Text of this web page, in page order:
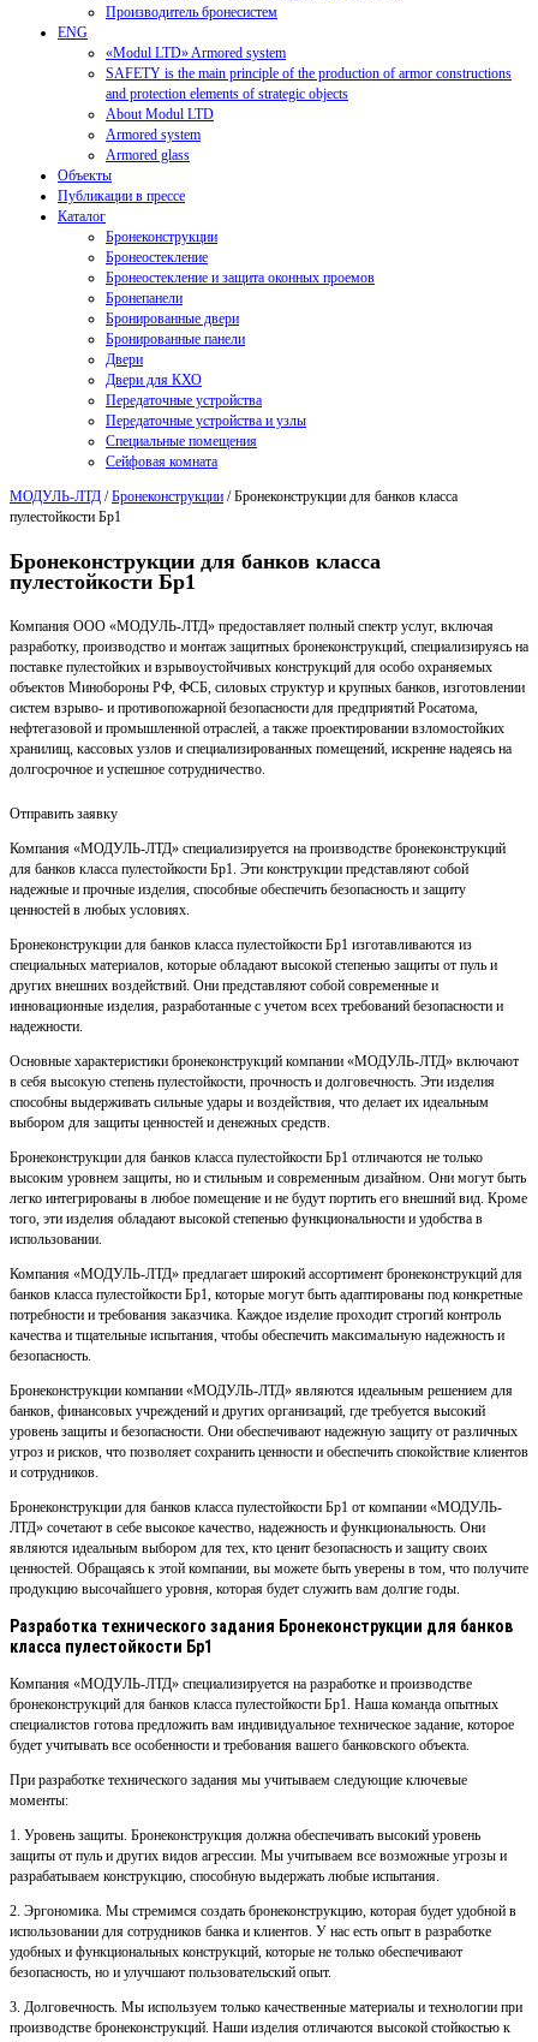
Производитель бронесистем
ENG
«Modul LTD» Armored system
SAFETY is the main principle of the production of armor constructions
and protection elements of strategic objects
About Modul LTD
Armored system
Armored glass
Объекты
Публикации в прессе
Каталог
Бронеконструкции
Бронеостекление
Бронеостекление и защита оконных проемов
Бронепанели
Бронированные двери
Бронированные панели
Двери
Двери для КХО
Передаточные устройства
Передаточные устройства и узлы
Специальные помещения
Сейфовая комната
МОДУЛЬ-ЛТД /Бронеконструкции /Бронеконструкции для банков класса
пулестойкости Бр1
Бронеконструкции для банков класса
пулестойкости Бр1
Компания ООО «МОДУЛЬ-ЛТД» предоставляет полный спектр услуг, включая
разработку, производство и монтаж защитных бронеконструкций, специализируясь на
поставке пулестойких и взрывоустойчивых конструкций для особо охраняемых
объектов Минобороны РФ, ФСБ, силовых структур и крупных банков, изготовлении
систем взрыво- и противопожарной безопасности для предприятий Росатома,
нефтегазовой и промышленной отраслей, а также проектировании взломостойких
хранилищ, кассовых узлов и специализированных помещений, искренне надеясь на
долгосрочное и успешное сотрудничество.
Отправить заявку
Компания «МОДУЛЬ-ЛТД» специализируется на производстве бронеконструкций
для банков класса пулестойкости Бр1. Эти конструкции представляют собой
надежные и прочные изделия, способные обеспечить безопасность и защиту
ценностей в любых условиях.
Бронеконструкции для банков класса пулестойкости Бр1 изготавливаются из
специальных материалов, которые обладают высокой степенью защиты от пуль и
других внешних воздействий. Они представляют собой современные и
инновационные изделия, разработанные с учетом всех требований безопасности и
надежности.
Основные характеристики бронеконструкций компании «МОДУЛЬ-ЛТД» включают
в себя высокую степень пулестойкости, прочность и долговечность. Эти изделия
способны выдерживать сильные удары и воздействия, что делает их идеальным
выбором для защиты ценностей и денежных средств.
Бронеконструкции для банков класса пулестойкости Бр1 отличаются не только
высоким уровнем защиты, но и стильным и современным дизайном. Они могут быть
легко интегрированы в любое помещение и не будут портить его внешний вид. Кроме
того, эти изделия обладают высокой степенью функциональности и удобства в
использовании.
Компания «МОДУЛЬ-ЛТД» предлагает широкий ассортимент бронеконструкций для
банков класса пулестойкости Бр1, которые могут быть адаптированы под конкретные
потребности и требования заказчика. Каждое изделие проходит строгий контроль
качества и тщательные испытания, чтобы обеспечить максимальную надежность и
безопасность.
Бронеконструкции компании «МОДУЛЬ-ЛТД» являются идеальным решением для
банков, финансовых учреждений и других организаций, где требуется высокий
уровень защиты и безопасности. Они обеспечивают надежную защиту от различных
угроз и рисков, что позволяет сохранить ценности и обеспечить спокойствие клиентов
и сотрудников.
Бронеконструкции для банков класса пулестойкости Бр1 от компании «МОДУЛЬ-
ЛТД» сочетают в себе высокое качество, надежность и функциональность. Они
являются идеальным выбором для тех, кто ценит безопасность и защиту своих
ценностей. Обращаясь к этой компании, вы можете быть уверены в том, что получите
продукцию высочайшего уровня, которая будет служить вам долгие годы.
Разработка технического задания Бронеконструкции для банков
класса пулестойкости Бр1
Компания «МОДУЛЬ-ЛТД» специализируется на разработке и производстве
бронеконструкций для банков класса пулестойкости Бр1. Наша команда опытных
специалистов готова предложить вам индивидуальное техническое задание, которое
будет учитывать все особенности и требования вашего банковского объекта.
При разработке технического задания мы учитываем следующие ключевые
моменты:
1. Уровень защиты. Бронеконструкция должна обеспечивать высокий уровень
защиты от пуль и других видов агрессии. Мы учитываем все возможные угрозы и
разрабатываем конструкцию, способную выдержать любые испытания.
2. Эргономика. Мы стремимся создать бронеконструкцию, которая будет удобной в
использовании для сотрудников банка и клиентов. У нас есть опыт в разработке
удобных и функциональных конструкций, которые не только обеспечивают
безопасность, но и улучшают пользовательский опыт.
3. Долговечность. Мы используем только качественные материалы и технологии при
производстве бронеконструкций. Наши изделия отличаются высокой стойкостью к